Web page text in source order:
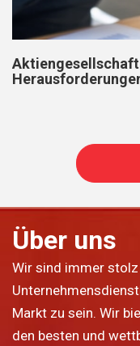
Über uns
Wir sind immer
Markt zu sein. Wir
den besten und